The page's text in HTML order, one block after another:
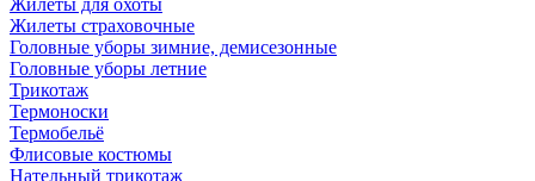
Жилеты для охоты
Жилеты страховочные
Головные уборы зимние, демисезонные
Головные уборы летние
Трикотаж
Термоноски
Термобельё
Флисовые костюмы
Нательный трикотаж